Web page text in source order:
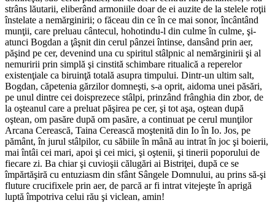
strâns lăutarii, eliberând armoniile doar de ei auzite de la stelele roţii
înstelate a nemărginirii; o făceau din ce în ce mai sonor, încântând
munţii, care preluau cântecul, hohotindu-l din culme în culme, şi-
atunci Bogdan a ţâşnit din cerul pânzei întinse, dansând prin aer,
păşind pe cer, devenind una cu spiritul stâlpnic al nemărginirii şi al
nemuririi prin simplă şi cinstită schimbare ritualică a reperelor
existenţiale ca biruinţă totală asupra timpului. Dintr-un ultim salt,
Bogdan, căpetenia gărzilor domneşti, s-a oprit, aidoma unei păsări,
pe unul dintre cei doisprezece stâlpi, prinzând frânghia din zbor, de
la oşteanul care a preluat păşirea pe cer, şi tot aşa, oştean după
oştean, om pasăre după om pasăre, a continuat pe cerul munţilor
Arcana Cerească, Taina Cerească moştenită din Io în Io. Jos, pe
pământ, în jurul stâlpilor, cu săbiile în mână au intrat în joc şi boierii,
mai întâi cei mari, apoi şi cei mici, şi oştenii, şi tinerii poporului de
fiecare zi. Ba chiar şi cuvioşii călugări ai Bistriţei, după ce se
împărtăşiră cu entuziasm din sfânt Sângele Domnului, au prins să-şi
fluture crucifixele prin aer, de parcă ar fi intrat vitejeşte în aprigă
luptă împotriva celui rău şi viclean, amin!